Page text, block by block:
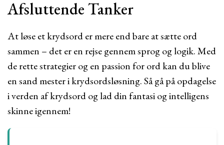
Afsluttende Tanker
At løse et krydsord er mere end bare at sætte ord
sammen – det er en rejse gennem sprog og logik. Med
de rette strategier og en passion for ord kan du blive
en sand mester i krydsordsløsning. Så gå på opdagelse
i verden af krydsord og lad din fantasi og intelligens
skinne igennem!